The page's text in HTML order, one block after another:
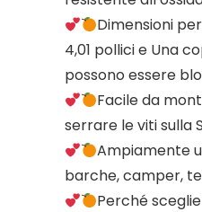
Dimensioni
4,01 pollici e Una
possono essere
Facile da
serrare le viti sulla
Ampiamente
barche, camper,
Perché